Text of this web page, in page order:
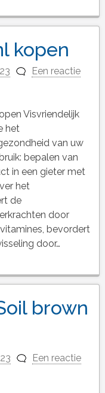
kopen
Een reactie
Visvriendelijk
het
van uw
bepalen van
in een gieter met
het
de
door
bevordert
door…
brown
Een reactie